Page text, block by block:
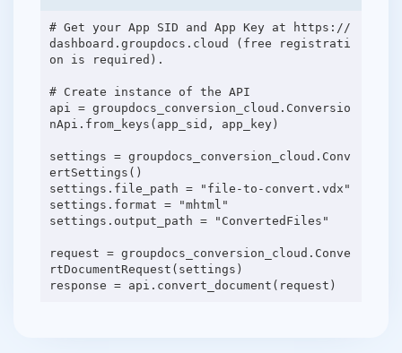
# Get your App SID and App Key at https://
dashboard.groupdocs.cloud (free registrati
on is required).
# Create instance of the API
api = groupdocs_conversion_cloud.Conversio
nApi.from_keys(app_sid, app_key)
settings = groupdocs_conversion_cloud.Conv
ertSettings()
settings.file_path = "file-to-convert.vdx"
settings.format = "mhtml"
settings.output_path = "ConvertedFiles"
request = groupdocs_conversion_cloud.Conve
rtDocumentRequest(settings)